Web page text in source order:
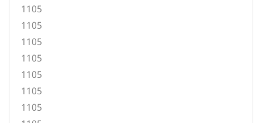
1105
1105
1105
1105
1105
1105
1105